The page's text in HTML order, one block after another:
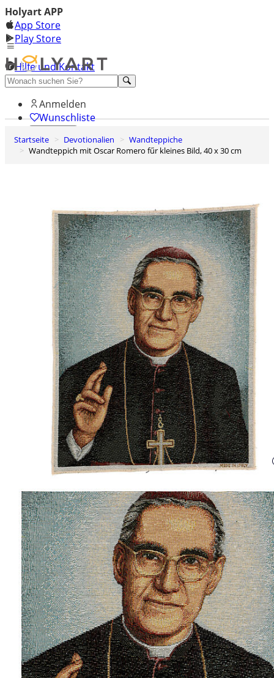
Holyart APP
App Store
Play Store
Hilfe und Kontakt
Entdecken Sie Premium
Anmelden
Wunschliste
0
Warenkorb
Startseite Devotionalien
Wandteppiche
Wandteppich mit Oscar Romero fűr kleines Bild, 40 x 30 cm